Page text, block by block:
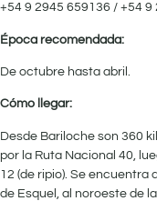
+54 9 2945 659136 / +54 9
Época recomendada:
De octubre hasta abril.
Cómo llegar:
Desde Bariloche son 360
por la Ruta Nacional 40,
12 (de ripio). Se encuentra
de Esquel, al noroeste de